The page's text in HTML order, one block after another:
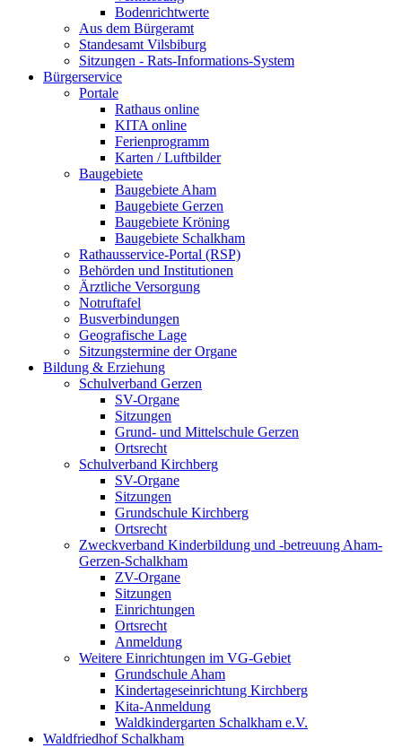
Bodenrichtwerte
Aus dem Bürgeramt
Standesamt Vilsbiburg
Sitzungen - Rats-Informations-System
Bürgerservice
Portale
Rathaus online
KITA online
Ferienprogramm
Karten / Luftbilder
Baugebiete
Baugebiete Aham
Baugebiete Gerzen
Baugebiete Kröning
Baugebiete Schalkham
Rathausservice-Portal (RSP)
Behörden und Institutionen
Ärztliche Versorgung
Notruftafel
Busverbindungen
Geografische Lage
Sitzungstermine der Organe
Bildung & Erziehung
Schulverband Gerzen
SV-Organe
Sitzungen
Grund- und Mittelschule Gerzen
Ortsrecht
Schulverband Kirchberg
SV-Organe
Sitzungen
Grundschule Kirchberg
Ortsrecht
Zweckverband Kinderbildung und -betreuung Aham-
Gerzen-Schalkham
ZV-Organe
Sitzungen
Einrichtungen
Ortsrecht
Anmeldung
Weitere Einrichtungen im VG-Gebiet
Grundschule Aham
Kindertageseinrichtung Kirchberg
Kita-Anmeldung
Waldkindergarten Schalkham e.V.
Waldfriedhof Schalkham